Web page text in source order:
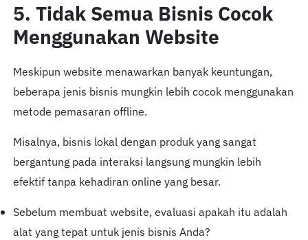
5. Tidak Semua Bisnis Cocok
Menggunakan Website
Meskipun website menawarkan banyak keuntungan,
beberapa jenis bisnis mungkin lebih cocok menggunakan
metode pemasaran offline.
Misalnya, bisnis lokal dengan produk yang sangat
bergantung pada interaksi langsung mungkin lebih
efektif tanpa kehadiran online yang besar.
Sebelum membuat website, evaluasi apakah itu adalah
alat yang tepat untuk jenis bisnis Anda?